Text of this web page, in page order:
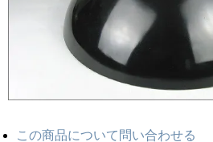
この商品について問い合わせる